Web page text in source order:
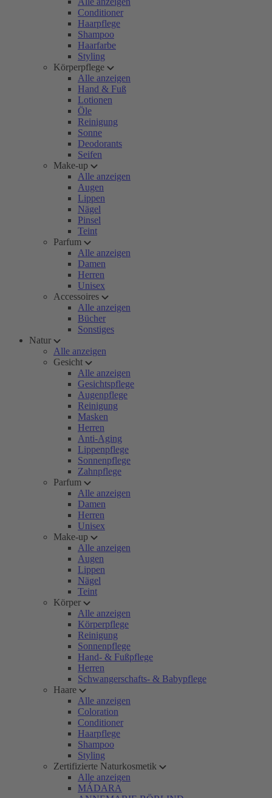
Conditioner
Haarpflege
Shampoo
Haarfarbe
Styling
Körperpflege
Alle anzeigen
Hand & Fuß
Lotionen
Öle
Reinigung
Sonne
Deodorants
Seifen
Make-up
Alle anzeigen
Augen
Lippen
Nägel
Pinsel
Teint
Parfum
Alle anzeigen
Damen
Herren
Unisex
Accessoires
Alle anzeigen
Bücher
Sonstiges
Natur
Alle anzeigen
Gesicht
Alle anzeigen
Gesichtspflege
Augenpflege
Reinigung
Masken
Herren
Anti-Aging
Lippenpflege
Sonnenpflege
Zahnpflege
Parfum
Alle anzeigen
Damen
Herren
Unisex
Make-up
Alle anzeigen
Augen
Lippen
Nägel
Teint
Körper
Alle anzeigen
Körperpflege
Reinigung
Sonnenpflege
Hand- & Fußpflege
Herren
Schwangerschafts- & Babypflege
Haare
Alle anzeigen
Coloration
Conditioner
Haarpflege
Shampoo
Styling
Zertifizierte Naturkosmetik
Alle anzeigen
MÁDARA